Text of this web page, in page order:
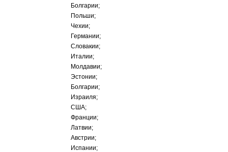
Болгарии;
Польши;
Чехии;
Германии;
Словакии;
Италии;
Молдавии;
Эстонии;
Болгарии;
Израиля;
США;
Франции;
Латвии;
Австрии;
Испании;